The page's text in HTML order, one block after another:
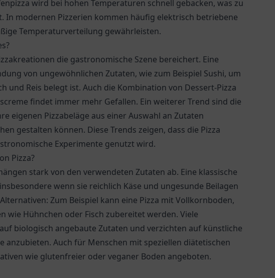
wird bei hohen Temperaturen schnell gebacken, was zu
modernen Pizzerien kommen häufig elektrisch betriebene
Temperaturverteilung gewährleisten.
die gastronomische Szene bereichert. Eine
von ungewöhnlichen Zutaten, wie zum Beispiel Sushi, um
und Reis belegt ist. Auch die Kombination von Dessert-Pizza
findet immer mehr Gefallen. Ein weiterer Trend sind die
eigenen Pizzabeläge aus einer Auswahl an Zutaten
gestalten können. Diese Trends zeigen, dass die Pizza
Experimente genutzt wird.
Pizza?
stark von den verwendeten Zutaten ab. Eine klassische
wenn sie reichlich Käse und ungesunde Beilagen
Zum Beispiel kann eine Pizza mit Vollkornboden,
wie Hühnchen oder Fisch zubereitet werden. Viele
biologisch angebaute Zutaten und verzichten auf künstliche
anzubieten. Auch für Menschen mit speziellen diätetischen
wie glutenfreier oder veganer Boden angeboten.